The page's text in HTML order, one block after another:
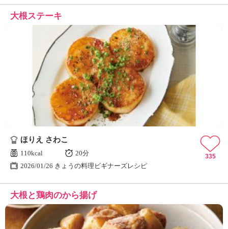
大根ステーキ
ほりえ さわこ
110kcal
20分
2026/01/26 きょうの料理ビギナーズレシピ
335
大根と鶏肉のから揚げ